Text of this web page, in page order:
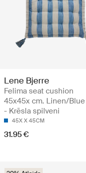
Lene Bjerre
Felima seat cushion
45x45x cm. Linen/Blue
- Krēsla spilveni
45X X 45CM
31.95 €